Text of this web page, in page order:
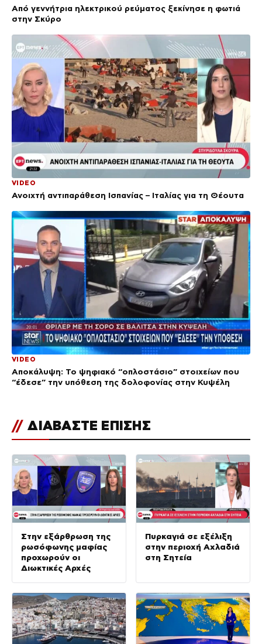
Από γεννήτρια ηλεκτρικού ρεύματος ξεκίνησε η φωτιά
στην Σκύρο
VIDEO
Ανοιχτή αντιπαράθεση Ισπανίας – Ιταλίας για τη Θέουτα
VIDEO
Αποκάλυψη: Το ψηφιακό “οπλοστάσιο” στοιχείων που
“έδεσε” την υπόθεση της δολοφονίας στην Κυψέλη
// ΔΙΑΒΑΣΤΕ ΕΠΙΣΗΣ
Στην εξάρθρωση της
ρωσόφωνης μαφίας
προχωρούν οι
Διωκτικές Αρχές
Πυρκαγιά σε εξέλιξη
στην περιοχή Αχλαδιά
στη Σητεία